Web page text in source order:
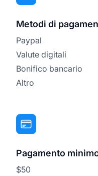
Metodi di
Paypal
Valute digitali
Bonifico bancario
Altro
Pagamento
$50